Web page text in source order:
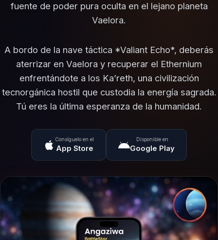
fuente de poder pura oculta en el lejano planeta
Vaelora.
A bordo de la nave táctica *Valiant Echo*, deberás
aterrizar en Vaelora y recuperar el Ethernium
enfrentándote a los Ka’reth, una civilización
tecnorgánica hostil que custodia la energía sagrada.
Tú eres la última esperanza de la humanidad.
Consíguelo en el
App Store
Disponible en
Google Play